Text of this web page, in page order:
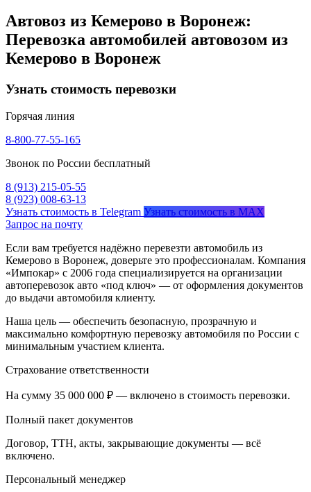
Автовоз из Кемерово в Воронеж:
Перевозка автомобилей автовозом из
Кемерово в Воронеж
Узнать стоимость перевозки
Горячая линия
8-800-77-55-165
Звонок по России бесплатный
8 (913) 215-05-55
8 (923) 008-63-13
Узнать стоимость в Telegram Узнать стоимость в MAX
Запрос на почту
Если вам требуется надёжно перевезти автомобиль из
Кемерово в Воронеж, доверьте это профессионалам. Компания
«Импокар» с 2006 года специализируется на организации
автоперевозок авто «под ключ» — от оформления документов
до выдачи автомобиля клиенту.
Наша цель — обеспечить безопасную, прозрачную и
максимально комфортную перевозку автомобиля по России с
минимальным участием клиента.
Страхование ответственности
На сумму 35 000 000 ₽ — включено в стоимость перевозки.
Полный пакет документов
Договор, ТТН, акты, закрывающие документы — всё
включено.
Персональный менеджер